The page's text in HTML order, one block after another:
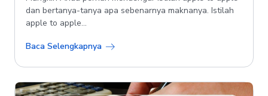
dan bertanya-tanya apa sebenarnya maknanya. Istilah
apple to apple...
Baca Selengkapnya